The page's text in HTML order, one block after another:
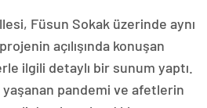
Füsun Sokak üzerinde aynı
açılışında konuşan
ilgili detaylı bir sunum yaptı.
yaşanan pandemi ve afetlerin